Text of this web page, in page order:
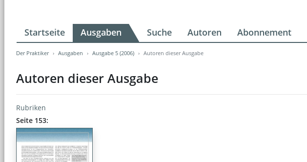
Startseite Ausgaben Suche Autoren Abonnement
Der Praktiker Ausgaben Ausgabe 5 (2006) Autoren dieser Ausgabe
Autoren dieser Ausgabe
Rubriken
Seite 153: